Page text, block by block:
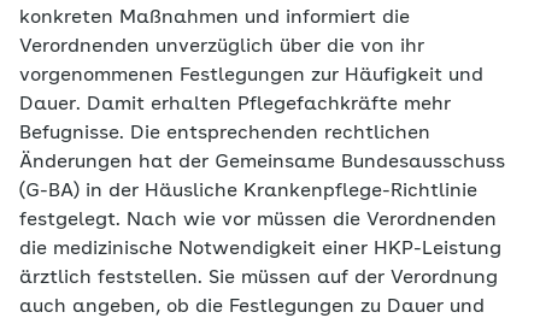
konkreten Maßnahmen und informiert die
Verordnenden unverzüglich über die von ihr
vorgenommenen Festlegungen zur Häufigkeit und
Dauer. Damit erhalten Pflegefachkräfte mehr
Befugnisse. Die entsprechenden rechtlichen
Änderungen hat der Gemeinsame Bundesausschuss
(G-BA) in der Häusliche Krankenpflege-Richtlinie
festgelegt. Nach wie vor müssen die Verordnenden
die medizinische Notwendigkeit einer HKP-Leistung
ärztlich feststellen. Sie müssen auf der Verordnung
auch angeben, ob die Festlegungen zu Dauer und